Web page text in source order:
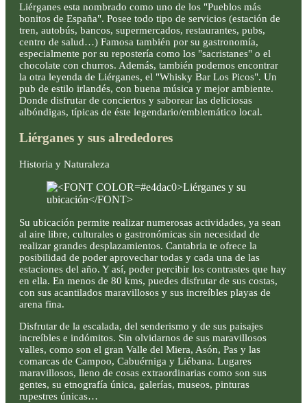
Liérganes esta nombrado como uno de los "Pueblos más
bonitos de España". Posee todo tipo de servicios (estación de
tren, autobús, bancos, supermercados, restaurantes, pubs,
centro de salud…) Famosa también por su gastronomía,
especialmente por su repostería como los "sacristanes" o el
chocolate con churros. Además, también podemos encontrar
la otra leyenda de Liérganes, el "Whisky Bar Los Picos". Un
pub de estilo irlandés, con buena música y mejor ambiente.
Donde disfrutar de conciertos y saborear las deliciosas
albóndigas, típicas de éste legendario/emblemático local.
Liérganes y sus alrededores
Historia y Naturaleza
Su ubicación permite realizar numerosas actividades, ya sean
al aire libre, culturales o gastronómicas sin necesidad de
realizar grandes desplazamientos. Cantabria te ofrece la
posibilidad de poder aprovechar todas y cada una de las
estaciones del año. Y así, poder percibir los contrastes que hay
en ella. En menos de 80 kms, puedes disfrutar de sus costas,
con sus acantilados maravillosos y sus increíbles playas de
arena fina.
Disfrutar de la escalada, del senderismo y de sus paisajes
increíbles e indómitos. Sin olvidarnos de sus maravillosos
valles, como son el gran Valle del Miera, Asón, Pas y las
comarcas de Campoo, Cabuérniga y Liébana. Lugares
maravillosos, lleno de cosas extraordinarias como son sus
gentes, su etnografía única, galerías, museos, pinturas
rupestres únicas…